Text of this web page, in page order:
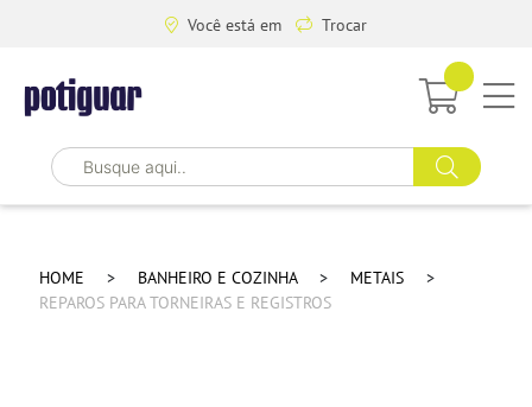
Você está em Trocar
HOME BANHEIRO E COZINHA
METAIS
REPAROS PARA TORNEIRAS E REGISTROS